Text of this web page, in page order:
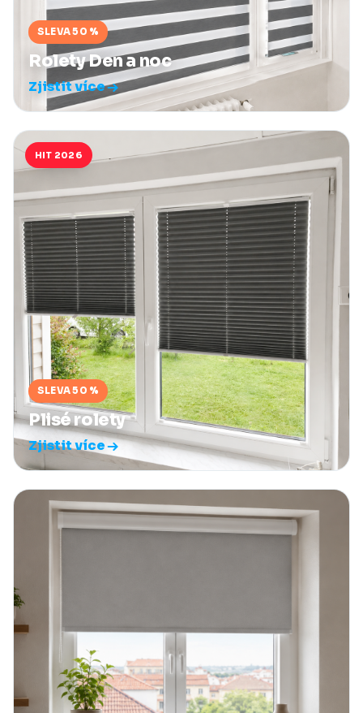
SLEVA 50 %
Rolety Den a noc
Zjistit více
HIT 2026
SLEVA 50 %
Plisé rolety
Zjistit více